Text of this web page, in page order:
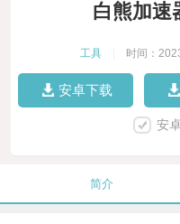
白熊加速
工具 时间：
安卓下载
安
简介